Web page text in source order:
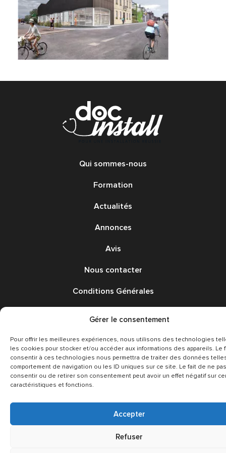
Gérer le consentement
Pour offrir les meilleures expériences, nous utilisons des technologies
les cookies pour stocker et/ou accéder aux informations des appareils. Le
consentir à ces technologies nous permettra de traiter des données
comportement de navigation ou les ID uniques sur ce site. Le fait de ne pas
consentir ou de retirer son consentement peut avoir un effet négatif sur
caractéristiques et fonctions.
Accepter
Refuser
Qui sommes-nous
Formation
Actualités
Annonces
Avis
Nous contacter
Conditions Générales
Conception et réalisation :Kaizen Agency